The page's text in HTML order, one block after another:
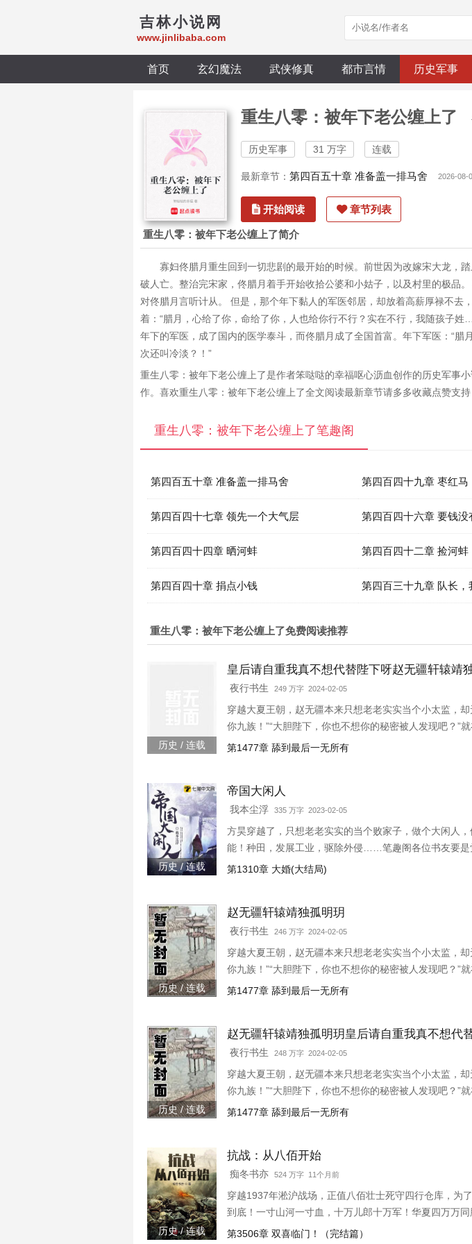
吉林小说网
www.jinlibaba.com
首页 玄幻魔法 武侠修真 都市言情 历史军事
重生八零：被年下老公缠上了
历史军事 31 万字 连载
最新章节： 第四百五十章 准备盖一排马舍 2026-08-
开始阅读 章节列表
重生八零：被年下老公缠上了简介
寡妇佟腊月重生回到一切悲剧的最开始的时候。前世因为改嫁宋大龙，
破人亡。整治完宋家，佟腊月着手开始收拾公婆和小姑子，以及村里的极品
对佟腊月言听计从。 但是，那个年下黏人的军医邻居，却放着高薪厚禄不
着：“腊月，心给了你，命给了你，人也给你行不行？实在不行，我随孩子
年下的军医，成了国内的医学泰斗，而佟腊月成了全国首富。年下军医：“
次还叫冷淡？！”
重生八零：被年下老公缠上了是作者笨哒哒的幸福呕心沥血创作的历史军事
作。喜欢重生八零：被年下老公缠上了全文阅读最新章节请多多收藏点赞支持
重生八零：被年下老公缠上了笔趣阁
第四百五十章 准备盖一排马舍 第四百四十九章 枣红马
第四百四十七章 领先一个大气层 第四百四十六章 要钱没
第四百四十四章 晒河蚌 第四百四十二章 捡河蚌
第四百四十章 捐点小钱 第四百三十九章 队长，
重生八零：被年下老公缠上了免费阅读推荐
历史 / 连载
皇后请自重我真不想代替陛下呀赵无疆轩辕靖
夜行书生 249 万字 2024-02-05
穿越大夏王朝，赵无疆本来只想老老实实当个小太监，
你九族！”“大胆陛下，你也不想你的秘密被人发现吧？”
下连忙吹灭灯火，“小赵子，你替朕伺候皇后，以后便是朕
第1477章 舔到最后一无所有
历史 / 连载
帝国大闲人
我本尘浮 335 万字 2023-02-05
方昊穿越了，只想老老实实的当个败家子，做个大闲人
能！种田，发展工业，驱除外侵……笔趣阁各位书友要是
第1310章 大婚(大结局)
历史 / 连载
赵无疆轩辕靖独孤明玥
夜行书生 246 万字 2024-02-05
穿越大夏王朝，赵无疆本来只想老老实实当个小太监，
你九族！”“大胆陛下，你也不想你的秘密被人发现吧？”
下连忙吹灭灯火，“小赵子，你替朕伺候皇后，以后便是朕
第1477章 舔到最后一无所有
历史 / 连载
赵无疆轩辕靖独孤明玥皇后请自重我真不想代
夜行书生 248 万字 2024-02-05
穿越大夏王朝，赵无疆本来只想老老实实当个小太监，
你九族！”“大胆陛下，你也不想你的秘密被人发现吧？”
下连忙吹灭灯火，“小赵子，你替朕伺候皇后，以后便是朕
第1477章 舔到最后一无所有
历史 / 连载
抗战：从八佰开始
痴冬书亦 524 万字 11个月前
穿越1937年淞沪战场，正值八佰壮士死守四行仓库，为
到底！一寸山河一寸血，十万儿郎十万军！华夏四万万
第3506章 双喜临门！（完结篇）